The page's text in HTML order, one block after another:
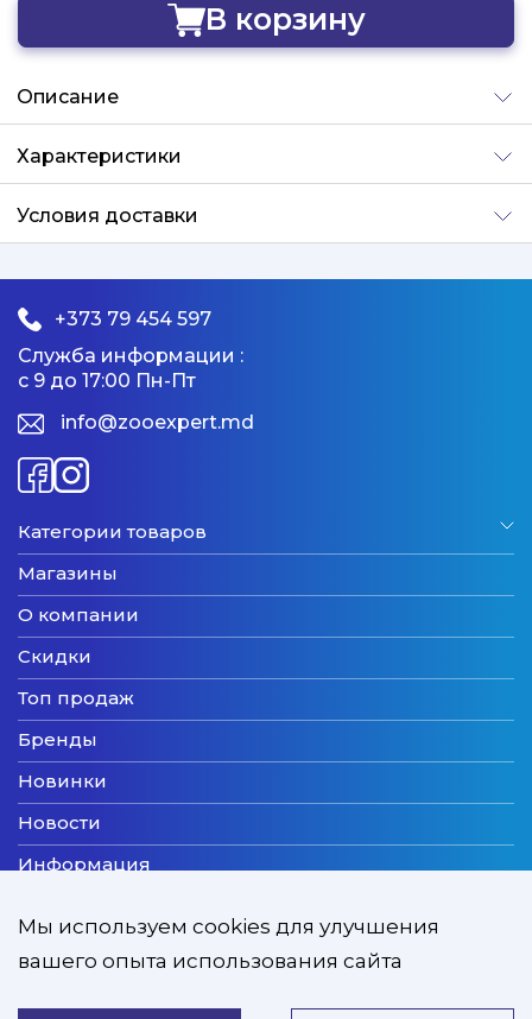
В корзину
Добавлено
Описание
Характеристики
Условия доставки
+373 79 454 597
Служба информации :
с 9 до 17:00 Пн-Пт
info@zooexpert.md
Категории товаров
Магазины
О компании
Скидки
Топ продаж
Бренды
Новинки
Новости
Информация
Мы используем cookies для улучшения
вашего опыта использования сайта